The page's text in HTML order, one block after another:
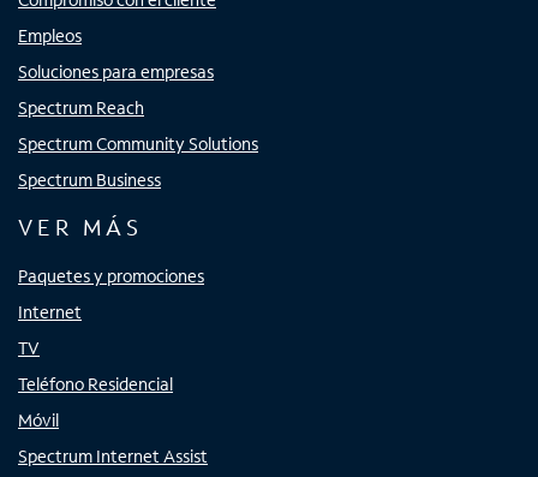
Empleos
Soluciones para empresas
Spectrum Reach
Spectrum Community Solutions
Spectrum Business
VER MÁS
Paquetes y promociones
Internet
TV
Teléfono Residencial
Móvil
Spectrum Internet Assist